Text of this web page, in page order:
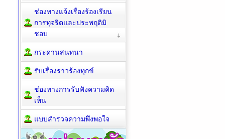
ช่องทางแจ้งเรื่องร้องเรียน
การทุจริตและประพฤติมิ
ชอบ
กระดานสนทนา
รับเรื่องราวร้องทุกข์
ช่องทางการรับฟังความคิด
เห็น
แบบสำรวจความพึงพอใจ